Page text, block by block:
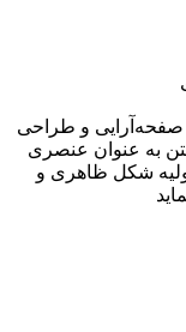
و طراحی
به عنوان عنصری
شکل ظاهری و